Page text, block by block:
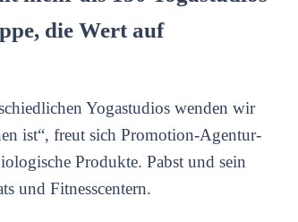
die Wert auf
Yogastudios wenden wir
ist“, freut sich Promotion-Agentur-
Produkte. Pabst und sein
und Fitnesscentern.